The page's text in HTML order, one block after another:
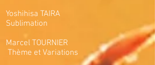
Yoshihisa TAIRA
Sublimation
Marcel TOURNIER
Thème et Variations